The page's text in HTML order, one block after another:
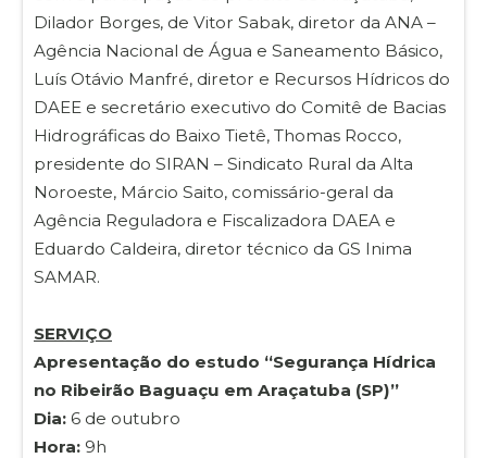
Dilador Borges, de Vitor Sabak, diretor da ANA –
Agência Nacional de Água e Saneamento Básico,
Luís Otávio Manfré, diretor e Recursos Hídricos do
DAEE e secretário executivo do Comitê de Bacias
Hidrográficas do Baixo Tietê, Thomas Rocco,
presidente do SIRAN – Sindicato Rural da Alta
Noroeste, Márcio Saito, comissário-geral da
Agência Reguladora e Fiscalizadora DAEA e
Eduardo Caldeira, diretor técnico da GS Inima
SAMAR.
SERVIÇO
Apresentação do estudo “Segurança Hídrica
no Ribeirão Baguaçu em Araçatuba (SP)”
Dia: 6 de outubro
Hora: 9h